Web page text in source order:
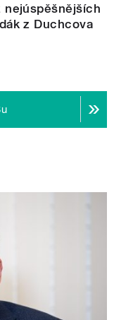
nejúspěšnějších
z Duchcova